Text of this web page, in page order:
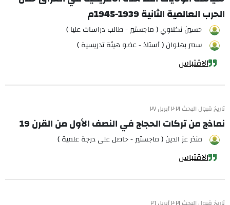
الحرب العالمية الثانية 1939-1945م
حسين نكلاوي ( ماجستير - طالب دراسات عليا )
سمر بهلوان ( أستاذ - عضو هيئة تدريسية )
الاقتباس
تاريخ قبول البحث ٢٠٢١ أبريل ٢٧
نماذج من تركات الحجاج في النصف الأول من القرن 19
منذر عز الدين ( ماجستير - حاصل على درجة علمية )
الاقتباس